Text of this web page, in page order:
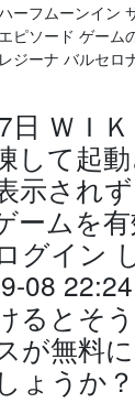
ーフムーンイン
ピソード ゲー
ジーナ バルセ
日 ＷＩ
して起
示され
ームを
グイン
08
るとそ
が無料
ょうか